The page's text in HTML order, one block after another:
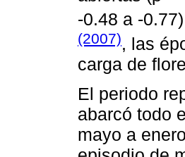
-0.48 a -
(2007), las
carga de
El periodo
abarcó todo
mayo a